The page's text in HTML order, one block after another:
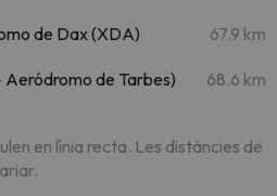
de Dax (XDA) 67.9 km
de Tarbes) 68.6 km
en línia recta. Les distàncies de